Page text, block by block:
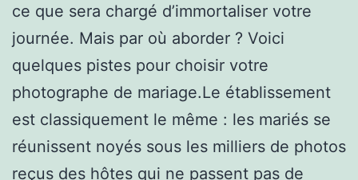
ce que sera chargé d’immortaliser votre
journée. Mais par où aborder ? Voici
quelques pistes pour choisir votre
photographe de mariage.Le établissement
est classiquement le même : les mariés se
réunissent noyés sous les milliers de photos
reçus des hôtes qui ne passent pas de